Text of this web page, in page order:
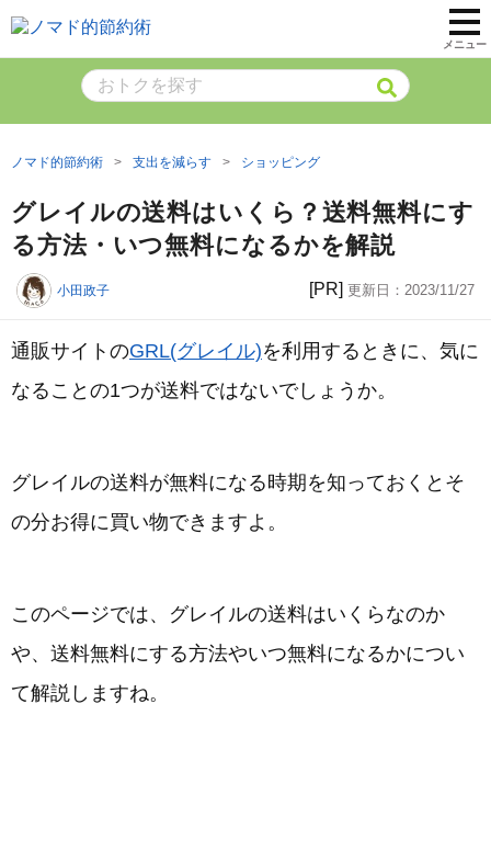
メニュー
ノマド的節約術 支出を減らす ショッピング
グレイルの送料はいくら？送料無料にす
る方法・いつ無料になるかを解説
小田政子 [PR] 更新日： 2023/11/27
通販サイトのGRL(グレイル)を利用するときに、気に
なることの1つが送料ではないでしょうか。
グレイルの送料が無料になる時期を知っておくとそ
の分お得に買い物できますよ。
このページでは、グレイルの送料はいくらなのか
や、送料無料にする方法やいつ無料になるかについ
て解説しますね。